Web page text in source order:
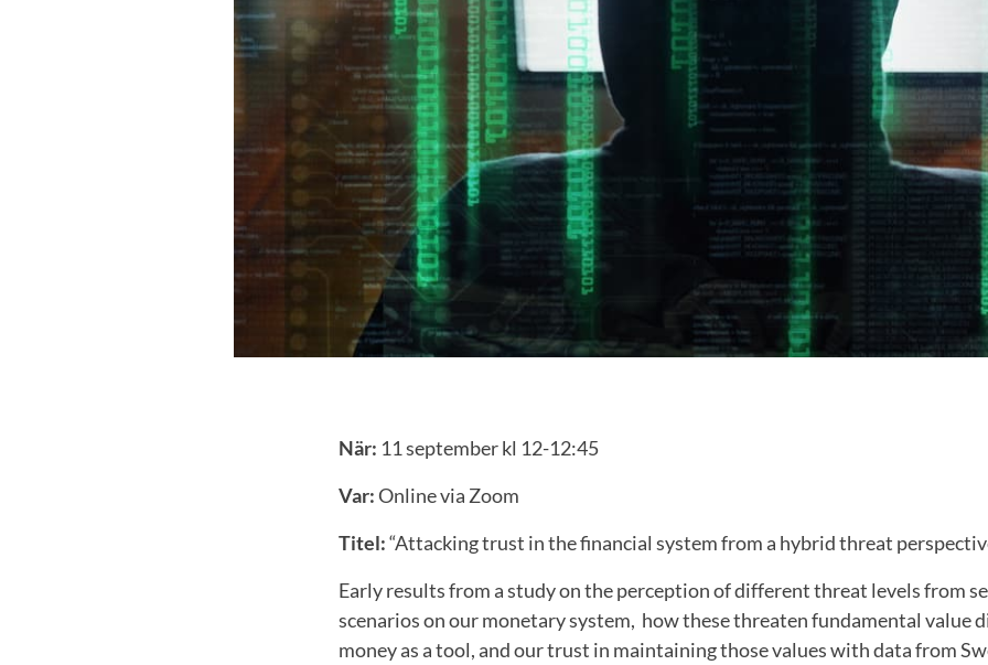
När: 11 september kl 12-12:45
Var:Online via Zoom
Titel:“Attacking trust in the financial system from a hybrid threat
Early results from a study on the perception of different threat levels from
scenarios on our monetary system, how these threaten fundamental value
money as a tool, and our trust in maintaining those values with data from